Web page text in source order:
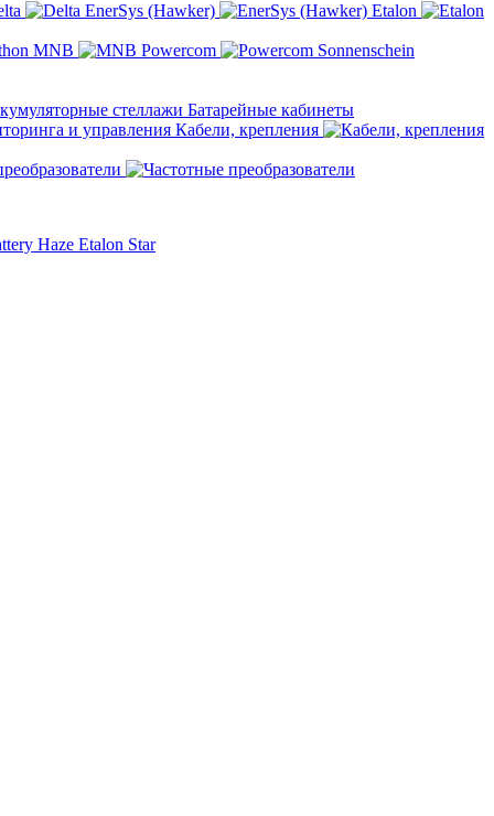
EnerSys (Hawker)
Etalon
MNB Powercom
Sonnenschein
Батарейные кабинеты
Кабели, крепления
Haze Etalon Star